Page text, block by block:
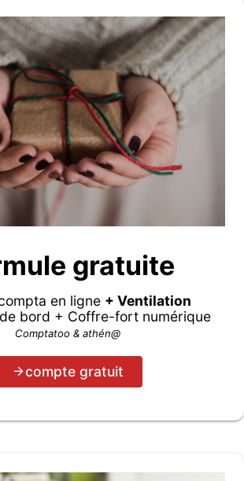
gratuite
en ligne + Ventilation
bord + Coffre-fort numérique
Comptatoo & athén@
compte gratuit